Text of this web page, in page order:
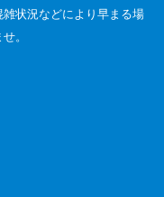
状況などにより早まる場
。